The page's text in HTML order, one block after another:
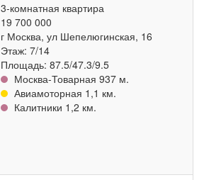
3-комнатная квартира
19 700 000
г Москва, ул Шепелюгинская, 16
Этаж: 7/14
Площадь: 87.5/47.3/9.5
Москва-Товарная 937 м.
Авиамоторная 1,1 км.
Калитники 1,2 км.